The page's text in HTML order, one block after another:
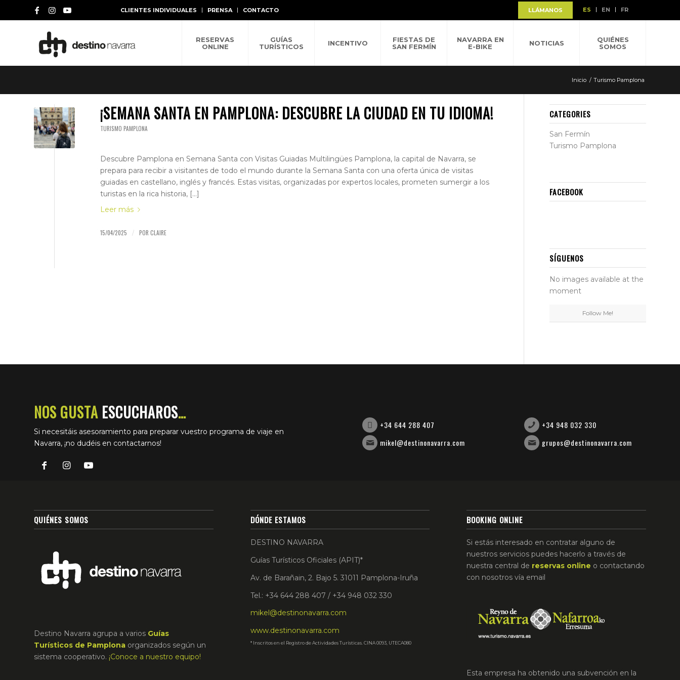
CLIENTES INDIVIDUALES PRENSA CONTACTO LLÁMANOS ES EN FR
RESERVAS
ONLINE
GUÍAS
TURÍSTICOS
INCENTIVO
FIESTAS DE
SAN FERMÍN
NAVARRA EN
E-BIKE
NOTICIAS
QUIÉNES
SOMOS
Inicio / Turismo Pamplona
¡SEMANA SANTA EN PAMPLONA: DESCUBRE LA CIUDAD EN TU IDIOMA!
TURISMO PAMPLONA
Descubre Pamplona en Semana Santa con Visitas Guiadas Multilingües Pamplona, la capital de Navarra, se
prepara para recibir a visitantes de todo el mundo durante la Semana Santa con una oferta única de visitas
guiadas en castellano, inglés y francés. Estas visitas, organizadas por expertos locales, prometen sumergir a los
turistas en la rica historia, […]
Leer más
15/04/2025 / POR CLAIRE
CATEGORIES
San Fermín
Turismo Pamplona
FACEBOOK
SÍGUENOS
No images available at the
moment
Follow Me!
NOS GUSTA ESCUCHAROS…
Si necesitáis asesoramiento para preparar vuestro programa de viaje en
Navarra, ¡no dudéis en contactarnos!
+34 644 288 407
mikel@destinonavarra.com
+34 948 032 330
grupos@destinonavarra.com
QUIÉNES SOMOS
Destino Navarra agrupa a varios Guías
Turísticos de Pamplona organizados según un
sistema cooperativo. ¡Conoce a nuestro equipo!
DÓNDE ESTAMOS
DESTINO NAVARRA
Guías Turísticos Oficiales (APIT)*
Av. de Barañain, 2. Bajo 5. 31011 Pamplona-Iruña
Tel.: +34 644 288 407 / +34 948 032 330
mikel@destinonavarra.com
www.destinonavarra.com
* Inscritos en el Registro de Actividades Turísticas. CINA 0093, UTECA080
BOOKING ONLINE
Si estás interesado en contratar alguno de
nuestros servicios puedes hacerlo a través de
nuestra central de reservas online o contactando
con nosotros vía email
Esta empresa ha obtenido una subvención en la